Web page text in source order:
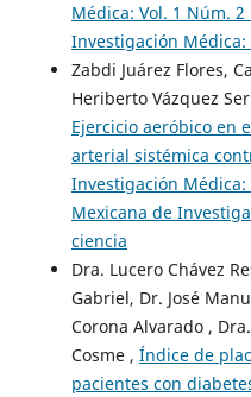
Médica: Vol. 1 Núm.
Investigación Médica:
Zabdi Juárez Flores,
Heriberto Vázquez
Ejercicio aeróbico en
arterial sistémica
Investigación Médica:
Mexicana de
ciencia
Dra. Lucero Chávez
Gabriel, Dr. José
Corona Alvarado ,
Cosme , Índice de
pacientes con